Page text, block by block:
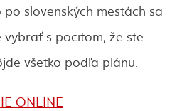
slovenských mestách sa
s pocitom, že ste
všetko podľa plánu.
ONLINE